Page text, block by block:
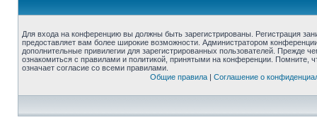
Для входа на конференцию вы должны быть зарегистрированы. Регистрация
предоставляет вам более широкие возможности. Администратором
дополнительные привилегии для зарегистрированных пользователей. Прежде
ознакомиться с правилами и политикой, принятыми на конференции. Помните,
означает согласие со всеми правилами.
Общие правила| Соглашение о